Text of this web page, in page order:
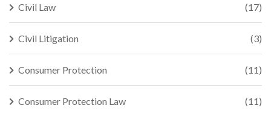
Civil Law (17)
Civil Litigation (3)
Consumer Protection (11)
Consumer Protection Law (11)